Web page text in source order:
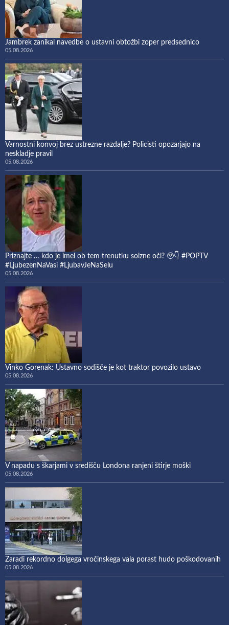
Jambrek zanikal navedbe o ustavni obtožbi zoper predsednico
05.08.2026
Varnostni konvoj brez ustrezne razdalje? Policisti opozarjajo na
neskladje pravil
05.08.2026
Priznajte … kdo je imel ob tem trenutku solzne oči? 🥹👇 #POPTV
#LjubezenNaVasi #LjubavJeNaSelu
05.08.2026
Vinko Gorenak: Ustavno sodišče je kot traktor povozilo ustavo
05.08.2026
V napadu s škarjami v središču Londona ranjeni štirje moški
05.08.2026
Zaradi rekordno dolgega vročinskega vala porast hudo poškodovanih
05.08.2026